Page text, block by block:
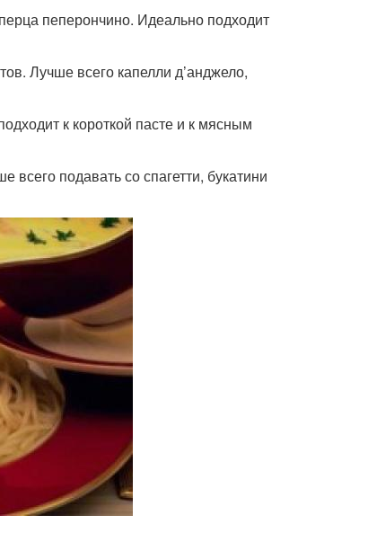
пеперончино. Идеально подходит
Лучше всего капелли д’анджело,
к короткой пасте и к мясным
подавать со спагетти, букатини